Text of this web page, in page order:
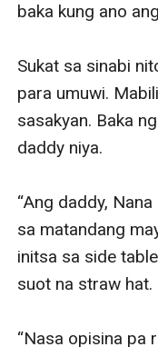
baka kung ano
Sukat sa sinabi
para umuwi.
sasakyan. Baka
daddy niya.
“Ang daddy,
sa matandang
initsa sa side
suot na straw hat.
“Nasa opisina pa